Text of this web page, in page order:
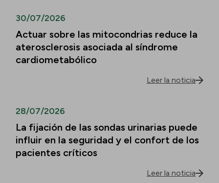
30/07/2026
Actuar sobre las mitocondrias reduce la
aterosclerosis asociada al síndrome
cardiometabólico
Leer la noticia
28/07/2026
La fijación de las sondas urinarias puede
influir en la seguridad y el confort de los
pacientes críticos
Leer la noticia